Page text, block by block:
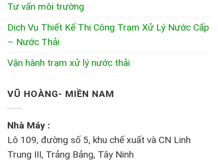
Tư vấn môi trường
Dịch Vụ Thiết Kế Thi Công Trạm Xử Lý Nước Cấp
– Nước Thải
Vận hành trạm xử lý nước thải
VŨ HOÀNG- MIỀN NAM
Nhà Máy :
Lô 109, đường số 5, khu chế xuất và CN Linh
Trung III, Trảng Bảng, Tây Ninh